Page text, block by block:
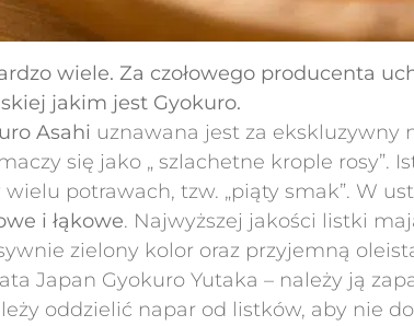
wiele. Za czołowego producenta
jakim jest Gyokuro.
Asahi uznawana jest za ekskluzywny
się jako „ szlachetne krople
potrawach, tzw. „piąty smak”. W
i łąkowe. Najwyższej jakości listki
zielony kolor oraz przyjemną
Japan Gyokuro Yutaka – należy ją
oddzielić napar od listków, aby nie